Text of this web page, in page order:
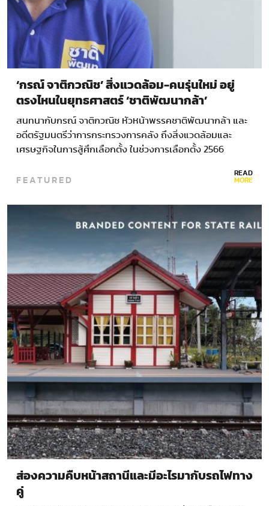
‘กรณ์ จาติกวณิช’ สิ่งแวดล้อม-คนรุ่นใหม่ อยู่
ตรงไหนในยุทธศาสตร์ ‘ชาติพัฒนากล้า’
สนทนากับกรณ์ จาติกวณิช หัวหน้าพรรคชาติพัฒนากล้า และ
อดีตรัฐมนตรีว่าการกระทรวงการคลัง ถึงสิ่งแวดล้อมและ
เศรษฐกิจในการสู้ศึกเลือกตั้ง ในช่วงการเลือกตั้ง 2566
FEATURED READ
MORE
ส่องความคืบหน้าสถานีและมีอะไรมากับรถไฟทาง
คู่